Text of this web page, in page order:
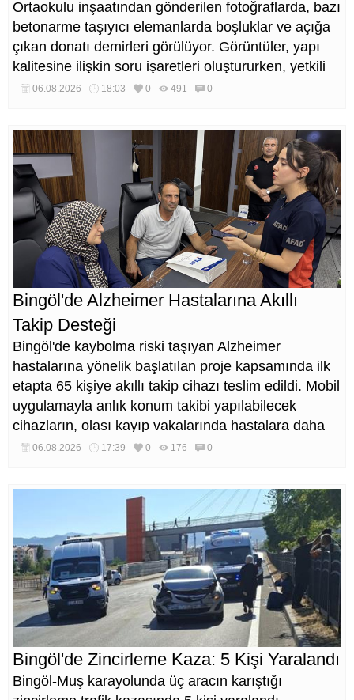
Ortaokulu inşaatından gönderilen fotoğraflarda, bazı
betonarme taşıyıcı elemanlarda boşluklar ve açığa
çıkan donatı demirleri görülüyor. Görüntüler, yapı
kalitesine ilişkin soru işaretleri oluştururken, yetkili
kurumların teknik inceleme yapması çağrısı yapıldı.
06.08.2026 18:03 0 491 0
Bingöl'de Alzheimer Hastalarına Akıllı
Takip Desteği
Bingöl'de kaybolma riski taşıyan Alzheimer
hastalarına yönelik başlatılan proje kapsamında ilk
etapta 65 kişiye akıllı takip cihazı teslim edildi. Mobil
uygulamayla anlık konum takibi yapılabilecek
cihazların, olası kayıp vakalarında hastalara daha
kısa sürede ulaşılmasını sağlaması hedefleniyor.
06.08.2026 17:39 0 176 0
Bingöl'de Zincirleme Kaza: 5 Kişi Yaralandı
Bingöl-Muş karayolunda üç aracın karıştığı